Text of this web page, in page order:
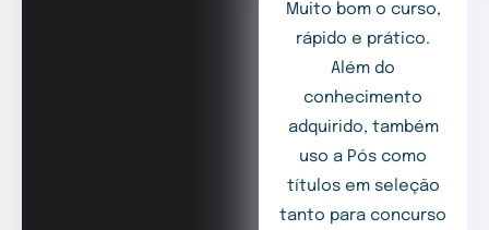
Muito bom o curso,
rápido e prático.
Além do
conhecimento
adquirido, também
uso a Pós como
títulos em seleção
tanto para concurso